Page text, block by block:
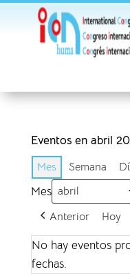
Eventos en abril
Mes Semana
Mes
Anterior Hoy
No hay eventos
fechas.